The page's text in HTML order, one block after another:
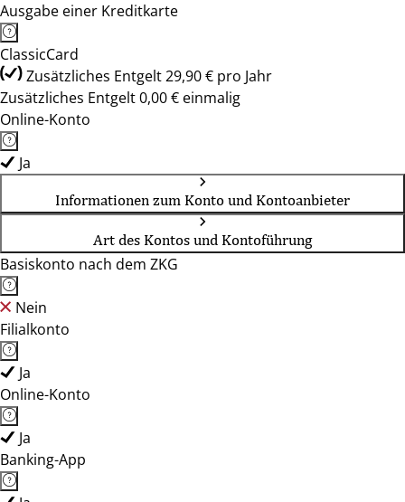
Ausgabe einer Kreditkarte
ClassicCard
Zusätzliches Entgelt 29,90 € pro Jahr
Zusätzliches Entgelt 0,00 € einmalig
Online-Konto
Ja
Informationen zum Konto und Kontoanbieter
Art des Kontos und Kontoführung
Basiskonto nach dem ZKG
Nein
Filialkonto
Ja
Online-Konto
Ja
Banking-App